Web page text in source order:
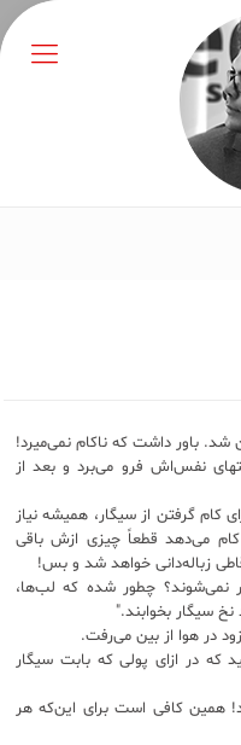
باور داشت که ناکام نمی‌میرد!
نفس‌اش فرو می‌برد و بعد از
گرفتن از سیگار، همیشه نیاز
می‌دهد قطعاً چیزی ازش باقی
زباله‌دانی خواهد شد و بس!
نمی‌شوند؟ چطور شده که لب‌ها،
سیگار بخوابند."
در هوا از بین می‌رفت.
که در ازای پولی که بابت سیگار
همین کافی است برای این‌که هر